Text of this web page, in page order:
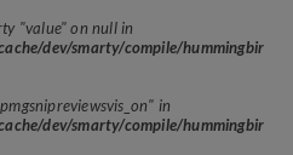
"value" on null in
dev/smarty/compile/
in
dev/smarty/compile/